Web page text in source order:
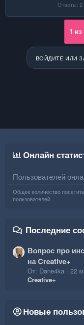
Ответы 2
1 из
ВОЙДИТЕ ИЛИ
Онлайн
Пользователей
Общее количество
пользователей.
Последние
Вопрос про
на Creative+
От: Dane4ka
22
Creative+
Новые